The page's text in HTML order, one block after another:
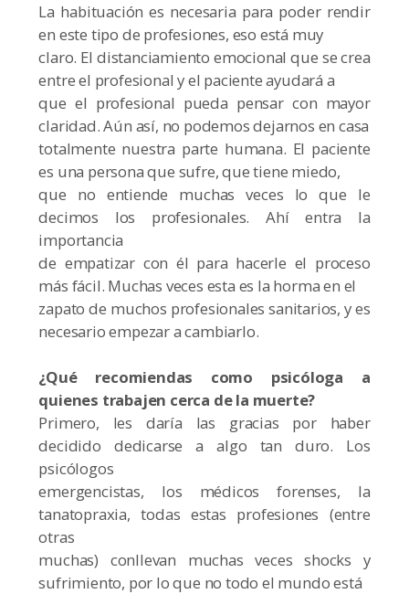
La habituación es necesaria para poder rendir
en este tipo de profesiones, eso está muy
claro. El distanciamiento emocional que se crea
entre el profesional y el paciente ayudará a
que el profesional pueda pensar con mayor
claridad. Aún así, no podemos dejarnos en casa
totalmente nuestra parte humana. El paciente
es una persona que sufre, que tiene miedo,
que no entiende muchas veces lo que le
decimos los profesionales. Ahí entra la
importancia
de empatizar con él para hacerle el proceso
más fácil. Muchas veces esta es la horma en el
zapato de muchos profesionales sanitarios, y es
necesario empezar a cambiarlo.
¿Qué recomiendas como psicóloga a
quienes trabajen cerca de la muerte?
Primero, les daría las gracias por haber
decidido dedicarse a algo tan duro. Los
psicólogos
emergencistas, los médicos forenses, la
tanatopraxia, todas estas profesiones (entre
otras
muchas) conllevan muchas veces shocks y
sufrimiento, por lo que no todo el mundo está